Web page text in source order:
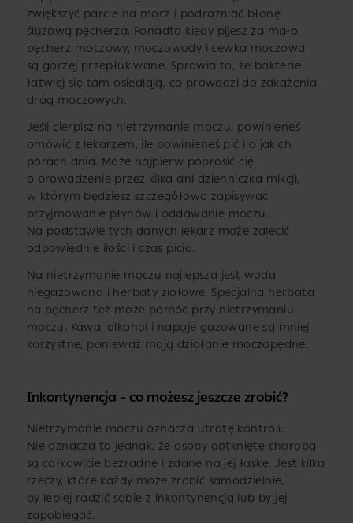
zwiększyć parcie na mocz i podrażniać błonę
śluzową pęcherza. Ponadto kiedy pijesz za mało,
pęcherz moczowy, moczowody i cewka moczowa
są gorzej przepłukiwane. Sprawia to, że bakterie
łatwiej się tam osiedlają, co prowadzi do zakażenia
dróg moczowych.
Jeśli cierpisz na nietrzymanie moczu, powinieneś
omówić z lekarzem, ile powinieneś pić i o jakich
porach dnia. Może najpierw poprosić cię
o prowadzenie przez kilka dni dzienniczka mikcji,
w którym będziesz szczegółowo zapisywać
przyjmowanie płynów i oddawanie moczu.
Na podstawie tych danych lekarz może zalecić
odpowiednie ilości i czas picia.
Na nietrzymanie moczu najlepsza jest woda
niegazowana i herbaty ziołowe. Specjalna herbata
na pęcherz też może pomóc przy nietrzymaniu
moczu. Kawa, alkohol i napoje gazowane są mniej
korzystne, ponieważ mają działanie moczopędne.
Inkontynencja – co możesz jeszcze zrobić?
Nietrzymanie moczu oznacza utratę kontroli.
Nie oznacza to jednak, że osoby dotknięte chorobą
są całkowicie bezradne i zdane na jej łaskę. Jest kilka
rzeczy, które każdy może zrobić samodzielnie,
by lepiej radzić sobie z inkontynencją lub by jej
zapobiegać.